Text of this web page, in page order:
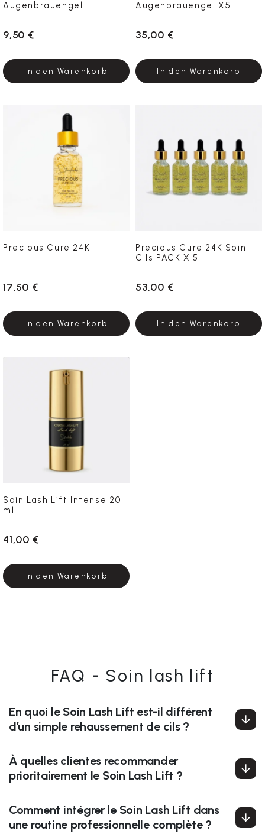
Augenbrauengel
9,50 €
In den Warenkorb
Augenbrauengel X5
35,00 €
In den Warenkorb
Precious Cure 24K
17,50 €
In den Warenkorb
Precious Cure 24K Soin
Cils PACK X 5
53,00 €
In den Warenkorb
Soin Lash Lift Intense 20
ml
41,00 €
In den Warenkorb
FAQ - Soin lash lift
En quoi le Soin Lash Lift est-il différent
d’un simple rehaussement de cils ?
À quelles clientes recommander
prioritairement le Soin Lash Lift ?
Comment intégrer le Soin Lash Lift dans
une routine professionnelle complète ?